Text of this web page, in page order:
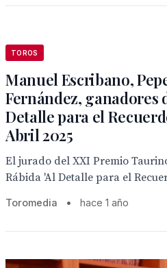
TOROS
Manuel Escribano,
Fernández, ganadores
Detalle para el
Abril 2025
El jurado del XXI Premio
Rábida 'Al Detalle para el
Toromedia • hace 1 año